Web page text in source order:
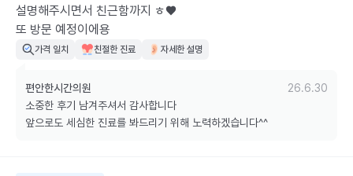
설명해주시면서 친근함까지 ㅎ♥
또 방문 예정이에용
가격 일치 친절한 진료 자세한 설명
편안한시간의원
26.6.30
소중한 후기 남겨주셔서 감사합니다
앞으로도 세심한 진료를 봐드리기 위해 노력하겠습니다^^